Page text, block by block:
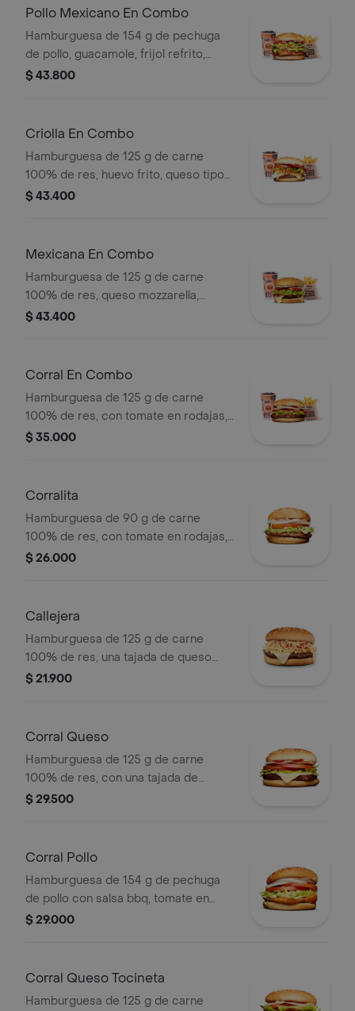
pet
Pollo Mexicano En Combo
Hamburguesa de 154 g de pechuga
de pollo, guacamole, frijol refrito,
tortillas de maíz, tomate, lechuga y
$ 43.800
Criolla En Combo
Hamburguesa de 125 g de carne
100% de res, huevo frito, queso tipo
mozzarella, cebolla grillé, tomate en
pet
$ 43.400
Mexicana En Combo
Hamburguesa de 125 g de carne
100% de res, queso mozzarella,
guacamole, fríjol refrito, tomate,
bebida pet
$ 43.400
Corral En Combo
Hamburguesa de 125 g de carne
100% de res, con tomate en rodajas,
cebolla en rodajas, lechuga y salsas
$ 35.000
Corralita
Hamburguesa de 90 g de carne
100% de res, con tomate en rodajas,
cebolla en rodajas, lechuga, salsa
$ 26.000
Callejera
Hamburguesa de 125 g de carne
100% de res, una tajada de queso
tipo mozzarella, papas callejera, salsa
$ 21.900
Corral Queso
Hamburguesa de 125 g de carne
100% de res, con una tajada de
queso tipo mozzarella, tomate en
mostaza
$ 29.500
Corral Pollo
Hamburguesa de 154 g de pechuga
de pollo con salsa bbq, tomate en
rodajas, cebolla en rodajas, lechuga y
$ 29.000
Corral Queso Tocineta
Hamburguesa de 125 g de carne